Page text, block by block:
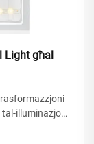
Light għal
tal-illuminażjoni